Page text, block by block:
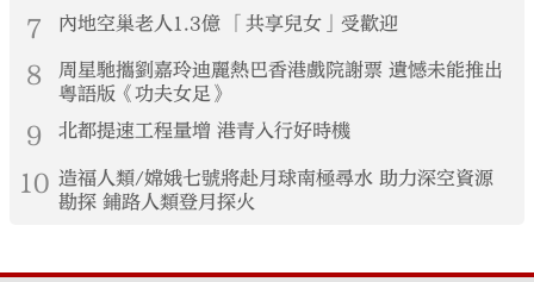
7 內地空巢老人1.3億 「共享兒女」受歡迎
8
周星馳攜劉嘉玲迪麗熱巴香港戲院謝票 遺憾未能推出
粵語版《功夫女足》
9 北都提速工程量增 港青入行好時機
10 造福人類/嫦娥七號將赴月球南極尋水 助力深空資源
勘探 鋪路人類登月探火